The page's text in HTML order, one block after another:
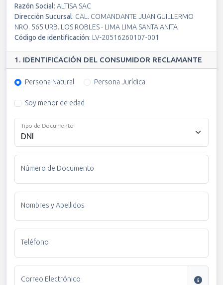
Razón Social: ALTISA SAC
Dirección Sucursal: CAL. COMANDANTE JUAN GUILLERMO
NRO. 565 URB. LOS ROBLES - LIMA LIMA SANTA ANITA
Código de identificación: LV-20516260107-001
1. IDENTIFICACIÓN DEL CONSUMIDOR RECLAMANTE
Persona Natural Persona Jurídica
Soy menor de edad
Tipo de Documento
Número de Documento
Nombres y Apellidos
Teléfono
Correo Electrónico